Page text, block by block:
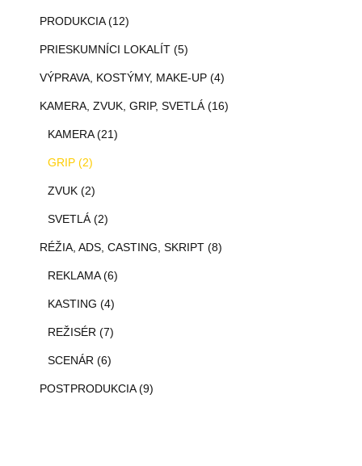
PRODUKCIA (12)
PRIESKUMNÍCI LOKALÍT (5)
VÝPRAVA, KOSTÝMY, MAKE-UP (4)
KAMERA, ZVUK, GRIP, SVETLÁ (16)
KAMERA (21)
GRIP (2)
ZVUK (2)
SVETLÁ (2)
RÉŽIA, ADS, CASTING, SKRIPT (8)
REKLAMA (6)
KASTING (4)
REŽISÉR (7)
SCENÁR (6)
POSTPRODUKCIA (9)